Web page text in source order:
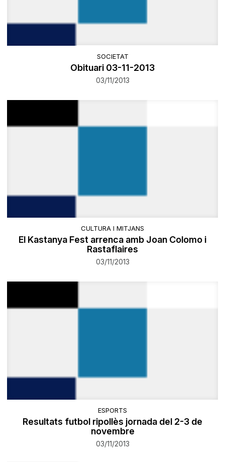
SOCIETAT
Obituari 03-11-2013
03/11/2013
CULTURA I MITJANS
El Kastanya Fest arrenca amb Joan Colomo i
Rastaflaires
03/11/2013
ESPORTS
Resultats futbol ripollès jornada del 2-3 de
novembre
03/11/2013